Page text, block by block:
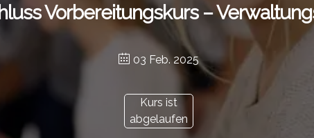
Vorbereitungskurs –
03 Feb. 2025
Kurs ist
abgelaufen